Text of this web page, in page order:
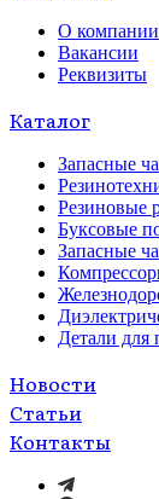
О компании
Вакансии
Реквизиты
Каталог
Запасные
Резиновые
Буксовые
Запасные
Детали для
Новости
Статьи
Контакты